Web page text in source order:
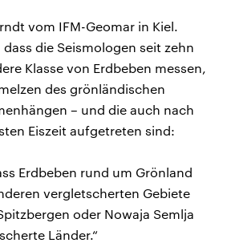
vom IFM-Geomar in Kiel.
die Seismologen seit zehn
Klasse von Erdbeben messen,
des grönländischen
– und die auch nach
Eiszeit aufgetreten sind:
Erdbeben rund um Grönland
vergletscherten Gebiete
oder Nowaja Semlja
Länder.“